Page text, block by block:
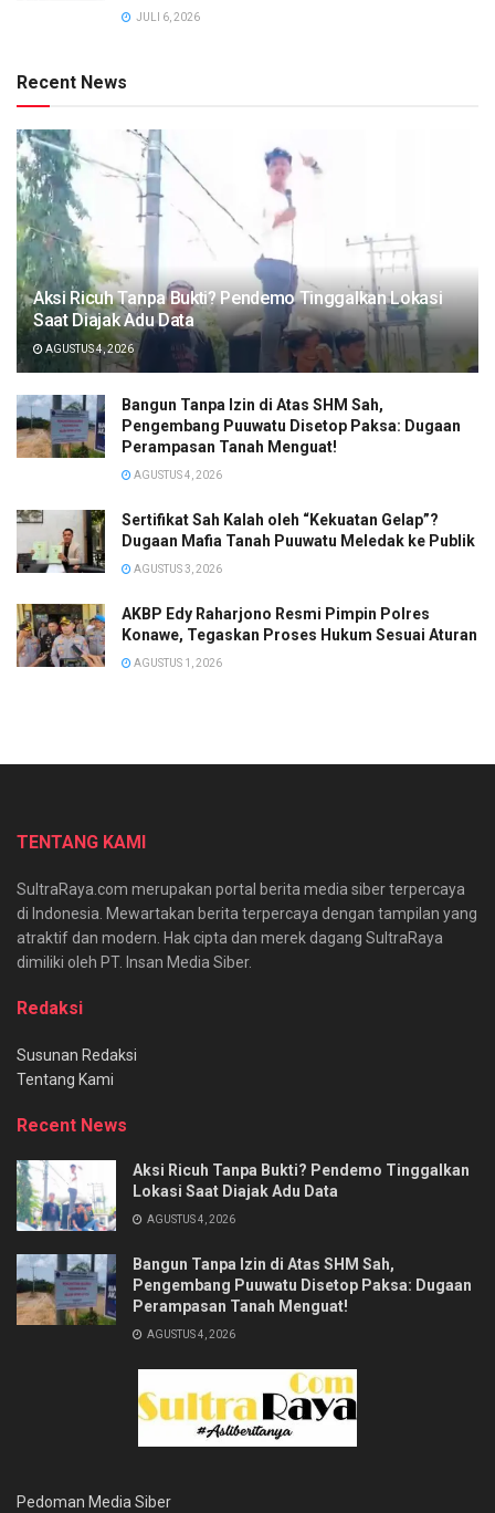
JULI 6, 2026
Recent News
Aksi Ricuh Tanpa Bukti? Pendemo Tinggalkan Lokasi
Saat Diajak Adu Data
AGUSTUS 4, 2026
Bangun Tanpa Izin di Atas SHM Sah,
Pengembang Puuwatu Disetop Paksa: Dugaan
Perampasan Tanah Menguat!
AGUSTUS 4, 2026
Sertifikat Sah Kalah oleh “Kekuatan Gelap”?
Dugaan Mafia Tanah Puuwatu Meledak ke Publik
AGUSTUS 3, 2026
AKBP Edy Raharjono Resmi Pimpin Polres
Konawe, Tegaskan Proses Hukum Sesuai Aturan
AGUSTUS 1, 2026
TENTANG KAMI
SultraRaya.com merupakan portal berita media siber terpercaya
di Indonesia. Mewartakan berita terpercaya dengan tampilan yang
atraktif dan modern. Hak cipta dan merek dagang SultraRaya
dimiliki oleh PT. Insan Media Siber.
Redaksi
Susunan Redaksi
Tentang Kami
Recent News
Aksi Ricuh Tanpa Bukti? Pendemo Tinggalkan
Lokasi Saat Diajak Adu Data
AGUSTUS 4, 2026
Bangun Tanpa Izin di Atas SHM Sah,
Pengembang Puuwatu Disetop Paksa: Dugaan
Perampasan Tanah Menguat!
AGUSTUS 4, 2026
Pedoman Media Siber